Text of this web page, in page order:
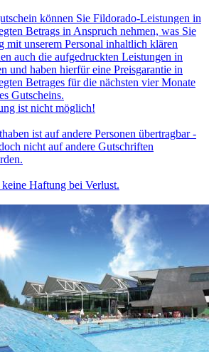
können Sie Fildorado-Leistungen in
Betrags in Anspruch nehmen, was Sie
mit unserem Personal inhaltlich klären
auch die aufgedruckten Leistungen in
und haben hierfür eine Preisgarantie in
Betrages für die nächsten vier Monate
Gutscheins.
ist nicht möglich!
ist auf andere Personen übertragbar -
nicht auf andere Gutschriften
Haftung bei Verlust.